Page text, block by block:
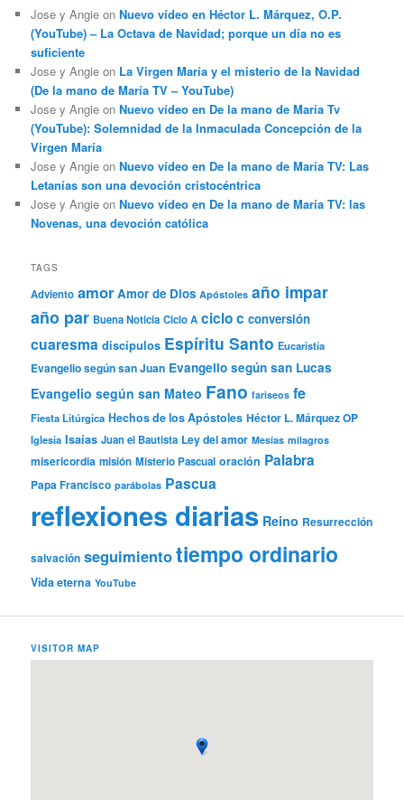
Jose y Angie onNuevo vídeo en Héctor L. Márquez, O.P.
(YouTube) – La Octava de Navidad; porque un día no es
suficiente
Jose y Angie on La Virgen María y el misterio de la Navidad
(De la mano de María TV – YouTube)
Jose y Angie onNuevo vídeo en De la mano de María Tv
(YouTube): Solemnidad de la Inmaculada Concepción de la
Virgen María
Jose y Angie onNuevo vídeo en De la mano de María TV: Las
Letanías son una devoción cristocéntrica
Jose y Angie onNuevo vídeo en De la mano de María TV: las
Novenas, una devoción católica
TAGS
Adviento amor Amor de Dios Apóstoles año impar
año par Buena Noticia Ciclo A ciclo c conversión
cuaresma discípulos Espíritu Santo Eucaristía
Evangelio según san Juan Evangelio según san Lucas
Evangelio según san Mateo Fano fariseos fe
Fiesta Litúrgica Hechos de los Apóstoles Héctor L. Márquez OP
Iglesia Isaías Juan el Bautista Ley del amor Mesías milagros
misericordia misión Misterio Pascual oración Palabra
Papa Francisco parábolas Pascua
reflexiones diarias Reino Resurrección
salvación seguimientotiempo ordinario
Vida eterna YouTube
VISITOR MAP